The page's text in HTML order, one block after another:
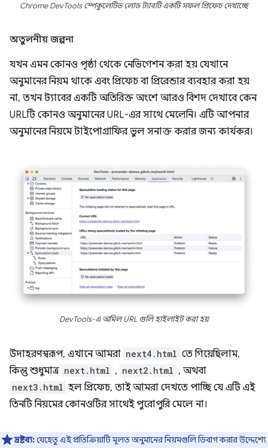
Chrome DevTools স্পেকুলেটিভ লোড ট্যাবটি একটি সফল প্রিফেচ দেখাচ্ছে
অতুলনীয় জল্পনা
যখন এমন কোনও পৃষ্ঠা থেকে নেভিগেশন করা হয় যেখানে
অনুমানের নিয়ম থাকে এবং প্রিফেচ বা প্রিরেন্ডার ব্যবহার করা হয়
না, তখন ট্যাবের একটি অতিরিক্ত অংশে আরও বিশদ দেখাবে কেন
URLটি কোনও অনুমানের URL-এর সাথে মেলেনি। এটি আপনার
অনুমানের নিয়মে টাইপোগ্রাফির ভুল সনাক্ত করার জন্য কার্যকর।
DevTools-এ অমিল URL গুলি হাইলাইট করা হয়
উদাহরণস্বরূপ, এখানে আমরা next4.html তে গিয়েছিলাম,
কিন্তু শুধুমাত্র next.html , next2.html , অথবা
next3.html হল প্রিফেচ, তাই আমরা দেখতে পাচ্ছি যে এটি এই
তিনটি নিয়মের কোনওটির সাথেই পুরোপুরি মেলে না।
দ্রষ্টব্য:যেহেতু এই প্রতিক্রিয়াটি মূলত অনুমানের নিয়মগুলি ডিবাগ করার উদ্দেশ্যে